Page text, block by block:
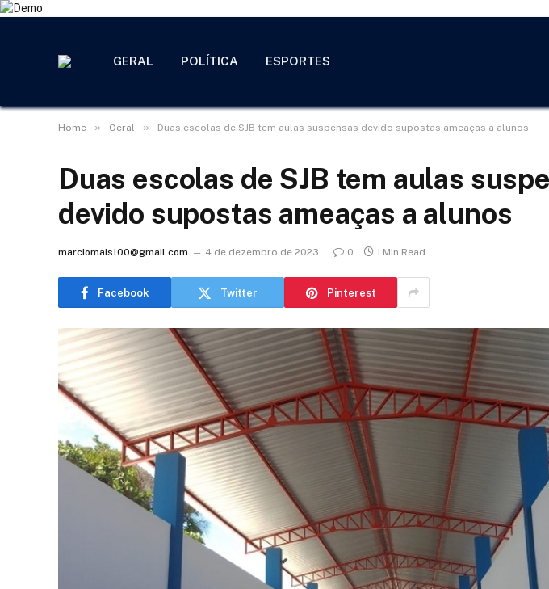
GERAL POLÍTICA ESPORTES
Home » Geral » Duas escolas de SJB tem aulas suspensas devido supostas ameaças a alunos
Duas escolas de SJB tem aulas
devido supostas ameaças a alunos
marciomais100@gmail.com 4 de dezembro de 2023 0 1 Min Read
Facebook Twitter Pinterest